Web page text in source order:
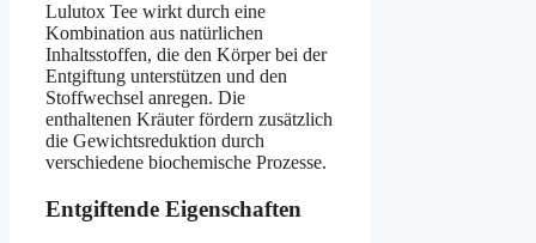
Lulutox Tee wirkt durch eine
Kombination aus natürlichen
Inhaltsstoffen, die den Körper bei der
Entgiftung unterstützen und den
Stoffwechsel anregen. Die
enthaltenen Kräuter fördern zusätzlich
die Gewichtsreduktion durch
verschiedene biochemische Prozesse.
Entgiftende Eigenschaften